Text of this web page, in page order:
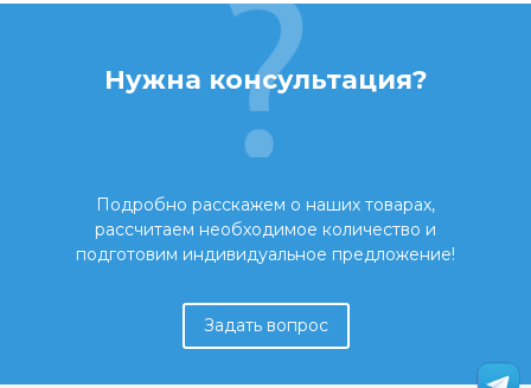
Нужна консультация?
Подробно расскажем о наших товарах,
рассчитаем необходимое количество и
подготовим индивидуальное предложение!
Задать вопрос